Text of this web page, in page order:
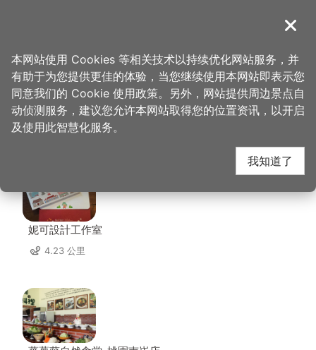
導覽
首页 > 想去的地方 > 住宿 > 适品行旅
适品行旅 周边店家
妮可設計工作室
4.23 公里
关闭
本网站使用 Cookies 等相关技术以持续优化网站服务，并
有助于为您提供更佳的体验，当您继续使用本网站即表示您
同意我们的 Cookie 使用政策。另外，网站提供周边景点自
动侦测服务，建议您允许本网站取得您的位置资讯，以开启
及使用此智慧化服务。
我知道了